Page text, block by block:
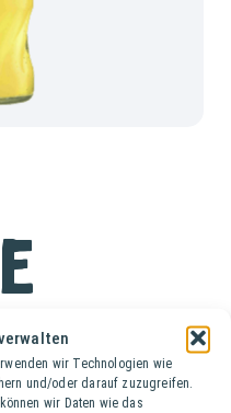
wir Technologien wie
und/oder darauf zuzugreifen.
wir Daten wie das